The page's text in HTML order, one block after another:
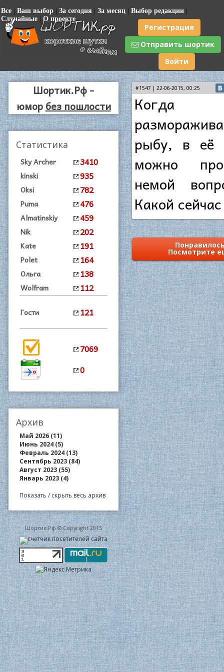
Все | Ваш выбор | За сегодня | За месяц | Выбор редакции |
Случайные | О проекте
Регистрация
Отправить шортик
Войти
Шортик.Рф -
юморбез пошлости
Статистика
Sky Archer 3410
kinski 935
Oksi 782
Puma 476
Almatinskiy 459
Nik 202
Kate 191
Polet 164
Ольга 138
Wolfram 112
Гости 121
7069
0
Архив
Май 2026 (11)
Июнь 2024 (5)
Февраль 2024 (13)
Сентябрь 2023 (84)
Август 2023 (55)
Январь 2023 (4)
Показать / скрыть весь архив
Шортик.Рф © Copyright 2015
#1547 | 22-06-2015, 00:25
Когда
рыбу, в её
можно
немой
Какой
Посмотрите